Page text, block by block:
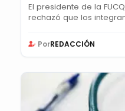
El presidente de la
rechazó que los
PorREDACCIÓN